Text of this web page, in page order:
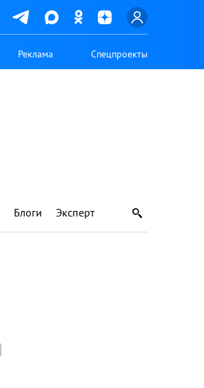
Реклама Спецпроекты
Блоги Эксперт